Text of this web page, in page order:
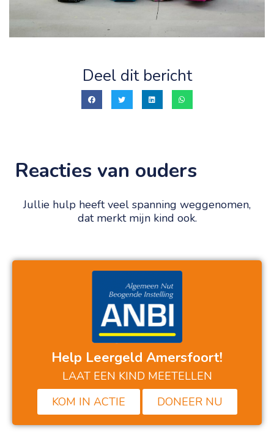
Deel dit bericht
Reacties van ouders
Jullie hulp heeft veel spanning weggenomen,
dat merkt mijn kind ook.
Help Leergeld Amersfoort!
LAAT EEN KIND MEETELLEN
KOM IN ACTIE
DONEER NU